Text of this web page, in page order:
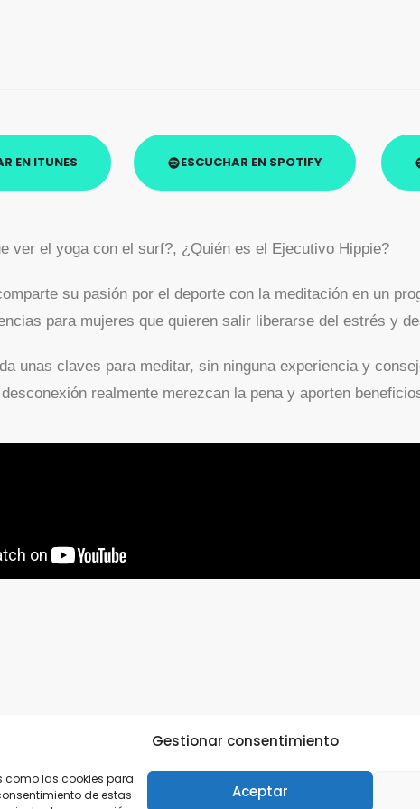
Gestionar consentimiento
como las cookies para
de estas
Aceptar
EN ITUNES ESCUCHAR EN SPOTIFY
ver el yoga con el surf?, ¿Quién es el Ejecutivo Hippie?
su pasión por el deporte con la meditación en un
para mujeres que quieren salir liberarse del estrés y
unas claves para meditar, sin ninguna experiencia y
realmente merezcan la pena y aporten